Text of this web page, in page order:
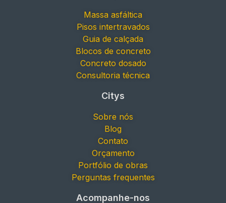
Massa asfáltica
Pisos intertravados
Guia de calçada
Blocos de concreto
Concreto dosado
Consultoria técnica
Citys
Sobre nós
Blog
Contato
Orçamento
Portfólio de obras
Perguntas frequentes
Acompanhe-nos